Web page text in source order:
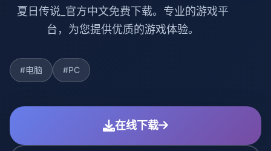
夏日传说_官方中文免费下载。专业的游戏平
台，为您提供优质的游戏体验。
#电脑 #PC
在线下载